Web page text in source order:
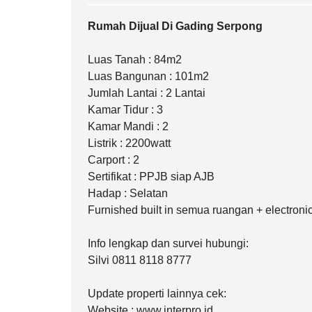
Rumah Dijual Di Gading Serpong
Luas Tanah : 84m2
Luas Bangunan : 101m2
Jumlah Lantai : 2 Lantai
Kamar Tidur : 3
Kamar Mandi : 2
Listrik : 2200watt
Carport : 2
Sertifikat : PPJB siap AJB
Hadap : Selatan
Furnished built in semua ruangan +
Info lengkap dan survei hubungi:
Silvi 0811 8118 8777
Update properti lainnya cek: